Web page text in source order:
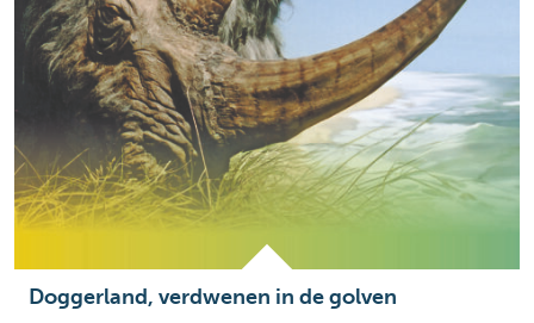
Doggerland, verdwenen in de golven